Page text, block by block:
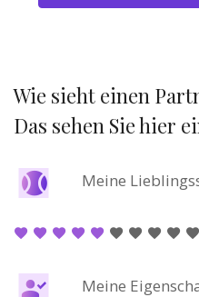
Wie sieht einen
Das sehen Sie hier
Meine
Meine